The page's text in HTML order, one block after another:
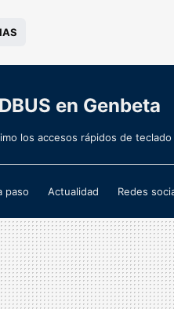
en Genbeta
los accesos rápidos de teclado
paso Actualidad Redes